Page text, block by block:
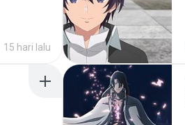
15 hari lalu